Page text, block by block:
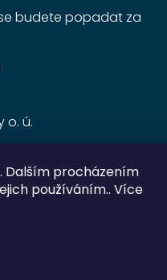
Dalším procházením
používáním.. Více
budete popadat za
o. ú.